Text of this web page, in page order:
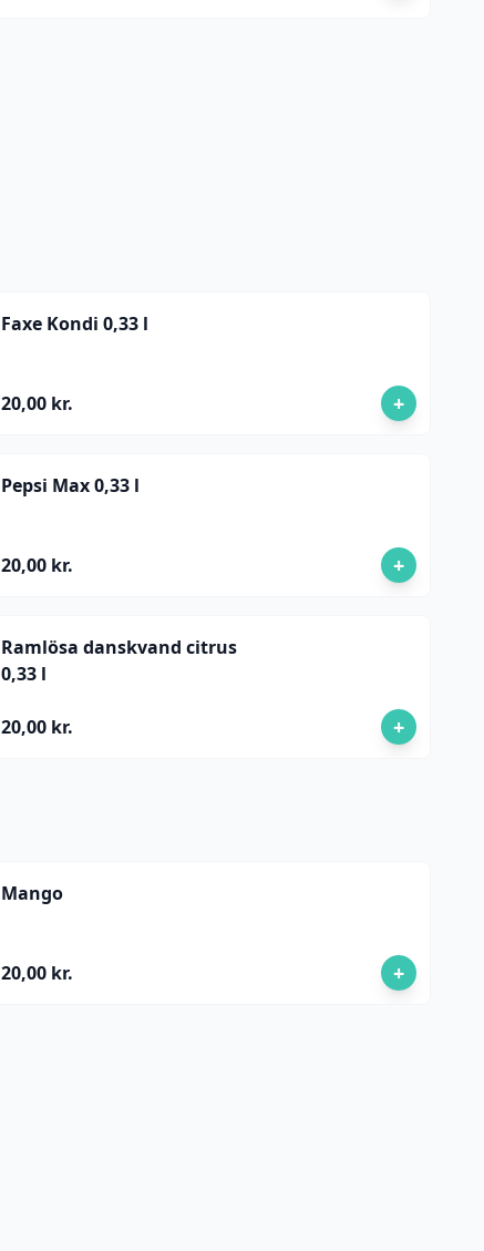
Faxe Kondi 0,33 l
20,00 kr. +
Pepsi Max 0,33 l
20,00 kr. +
Ramlösa danskvand citrus
0,33 l
20,00 kr. +
Mango
20,00 kr. +